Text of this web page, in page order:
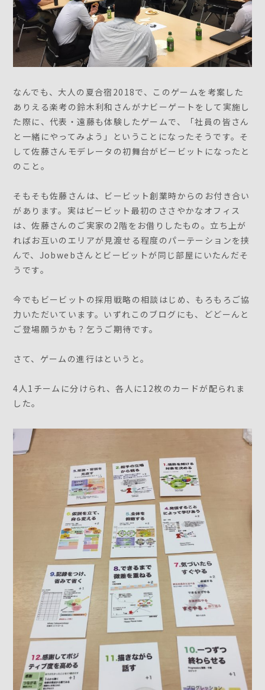
なんでも、大人の夏合宿2018で、このゲームを考案した
ありえる楽考の鈴木利和さんがナビーゲートをして実施し
た際に、代表・遠藤も体験したゲームで、「社員の皆さん
と一緒にやってみよう」ということになったそうです。そ
して佐藤さんモデレータの初舞台がビービットになったと
のこと。
そもそも佐藤さんは、ビービット創業時からのお付き合い
があります。実はビービット最初のささやかなオフィス
は、佐藤さんのご実家の2階をお借りしたもの。立ち上が
ればお互いのエリアが見渡せる程度のパーテーションを挟
んで、Jobwebさんとビービットが同じ部屋にいたんだそ
うです。
今でもビービットの採用戦略の相談はじめ、もろもろご協
力いただいています。いずれこのブログにも、どどーんと
ご登場願うかも？乞うご期待です。
さて、ゲームの進行はというと。
4人1チームに分けられ、各人に12枚のカードが配られま
した。